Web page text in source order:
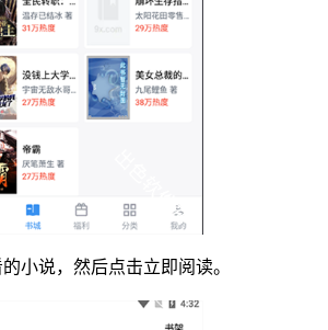
小说，然后点击立即阅读。